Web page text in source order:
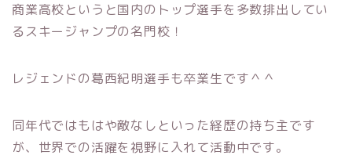
商業高校というと国内のトップ選手を多数排出してい
るスキージャンプの名門校！
レジェンドの葛西紀明選手も卒業生です＾＾
同年代ではもはや敵なしといった経歴の持ち主です
が、世界での活躍を視野に入れて活動中です。